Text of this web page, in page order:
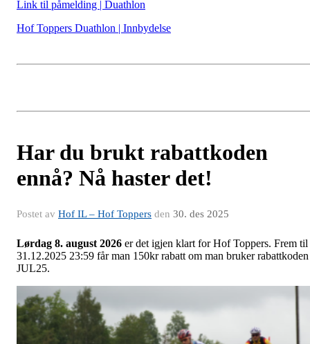
Link til påmelding | Duathlon
Hof Toppers Duathlon | Innbydelse
Har du brukt rabattkoden
ennå? Nå haster det!
Postet av Hof IL – Hof Toppers den 30. des 2025
Lørdag 8. august 2026 er det igjen klart for Hof Toppers. Frem til
31.12.2025 23:59 får man 150kr rabatt om man bruker rabattkoden
JUL25.